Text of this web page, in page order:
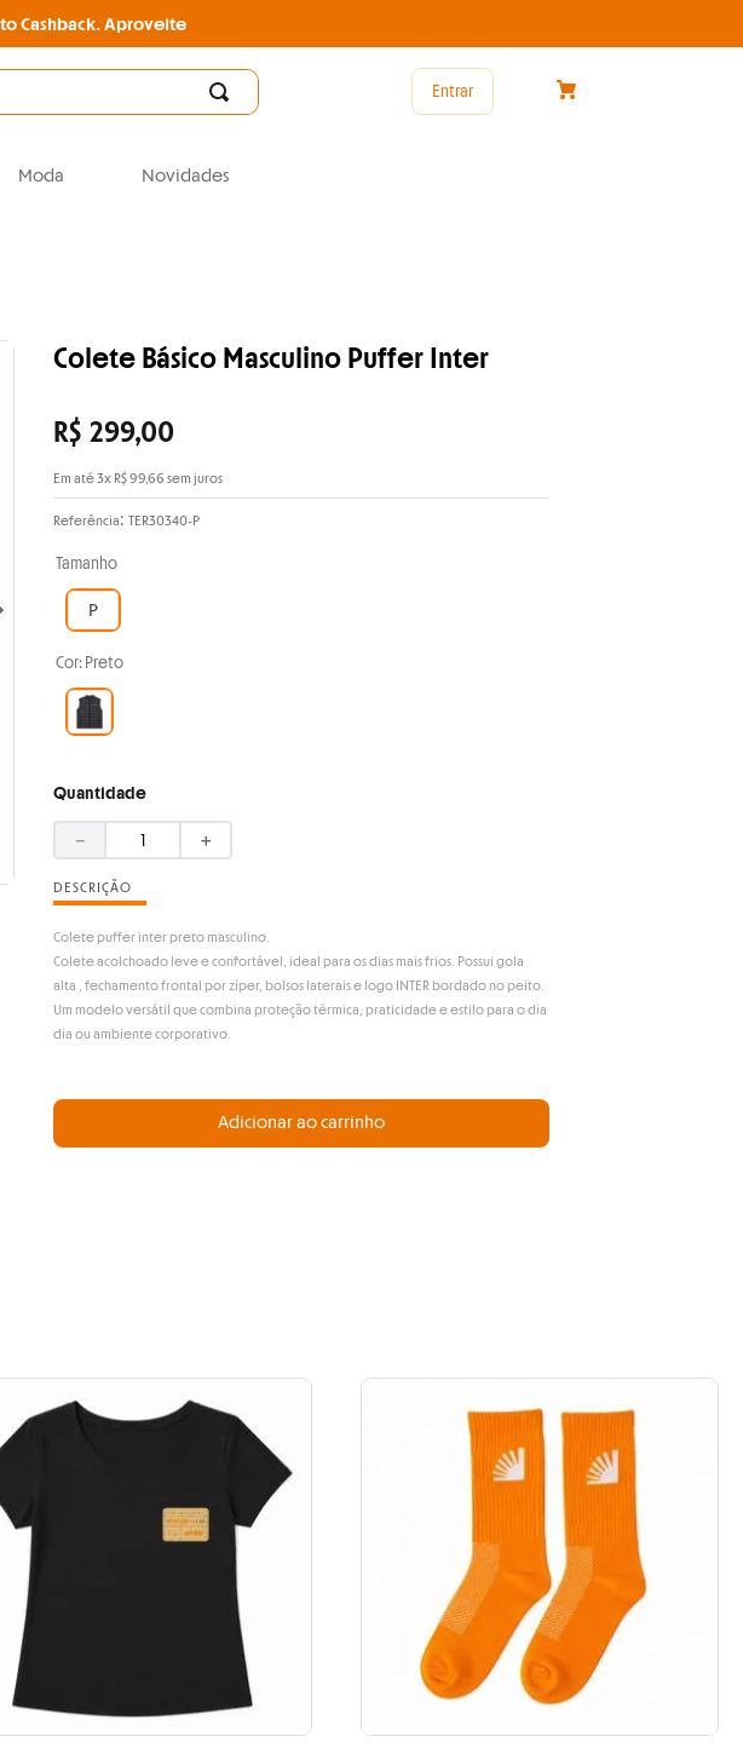
Cashback. Aproveite
procura?
Entrar
Moda Novidades
Colete Básico Masculino Puffer Inter
R$ 299,00
Em até3x R$99,66 sem juros
Referência:TER30340-P
Tamanho
P
Cor:Preto
Quantidade
＋
－
DESCRIÇÃO
Colete puffer inter preto masculino.
Colete acolchoado leve e confortável, ideal para os dias mais frios. Possui gola
alta , fechamento frontal por zíper, bolsos laterais e logo INTER bordado no peito.
Um modelo versátil que combina proteção térmica, praticidade e estilo para o dia
dia ou ambiente corporativo.
Adicionar ao carrinho